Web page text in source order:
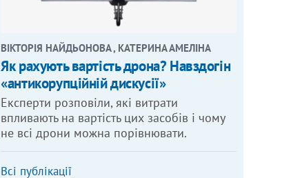
ВІКТОРІЯ НАЙДЬОНОВА , КАТЕРИНА АМЕЛІНА
Як рахують вартість дрона? Навздогін
«антикорупційній дискусії»
Експерти розповіли, які витрати
впливають на вартість цих засобів і чому
не всі дрони можна порівнювати.
Всі публікації